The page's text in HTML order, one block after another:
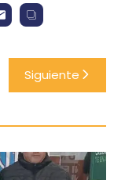
Siguiente